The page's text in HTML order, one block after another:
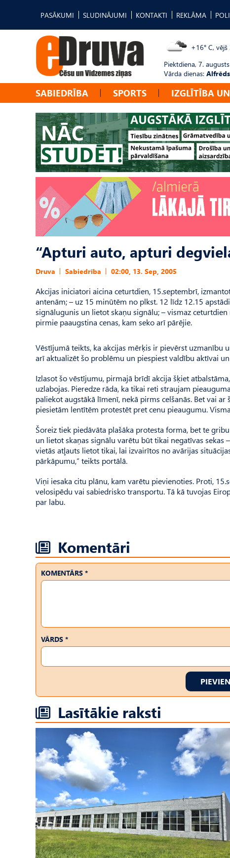
PASĀKUMI SLUDINĀJUMI KONTAKTI REKLĀMA
+16° C,
Piektdiena, 7. augusts
Vārda dienas:
SABIEDRĪBA SPORTS IZGLĪTĪBA
“Apturi auto, apturi
Druva Sabiedrība 02:00, 13. Sep, 2005
Akcijas iniciatori aicina ceturtdien, 15.septembrī,
antenām; – uz 15 minūtēm no plkst. 12 līdz 12.15
signālugunis un lietot skaņu signālu; – vismaz
pirmie paaugstina cenas, kam seko arī pārējie.
Vēstījumā teikts, ka akcijas mērķis ir pievērst uzmanību
arī aktualizēt šo problēmu un piespiest valdību aktīvai
Izlasot šo vēstījumu, pirmajā brīdī akcija šķiet
uzlabojas. Pieredze rāda, ka tikai reti straujam
paliekot augstākā līmenī, nekā pirms celšanās. Bet vai
piesietām lentītēm protestēt pret cenu pieaugumu.
Šoreiz tiek piedāvāta plašāka protesta forma, bet te
un lietot skaņas signālu varētu būt tikai negatīvas sekas
vietās atļauts lietot tikai, lai izvairītos no avārijas
pārkāpumu,” teikts portālā.
Viņi iesaka citu plānu, kam varētu pievienoties. Proti,
velosipēdu vai sabiedrisko transportu. Tā kā tuvojas
par labu.
Komentāri
KOMENTĀRS *
VĀRDS *
Lasītākie raksti